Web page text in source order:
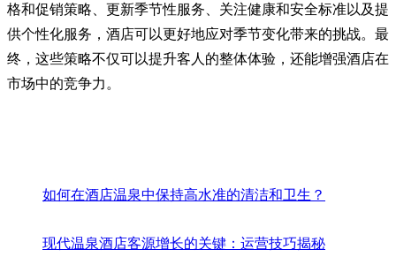
格和促销策略、更新季节性服务、关注健康和安全标准以及提
供个性化服务，酒店可以更好地应对季节变化带来的挑战。最
终，这些策略不仅可以提升客人的整体体验，还能增强酒店在
市场中的竞争力。
如何在酒店温泉中保持高水准的清洁和卫生？
现代温泉酒店客源增长的关键：运营技巧揭秘